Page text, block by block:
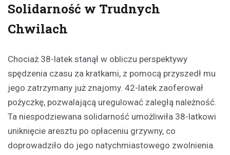
Solidarność w Trudnych
Chwilach
Chociaż 38-latek stanął w obliczu perspektywy
spędzenia czasu za kratkami, z pomocą przyszedł mu
jego zatrzymany już znajomy. 42-latek zaoferował
pożyczkę, pozwalającą uregulować zaległą należność.
Ta niespodziewana solidarność umożliwiła 38-latkowi
uniknięcie aresztu po opłaceniu grzywny, co
doprowadziło do jego natychmiastowego zwolnienia.